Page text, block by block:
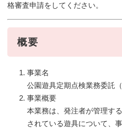
格審査申請をしてください。
概要
事業名
公園遊具定期点検業務委託（
事業概要
本業務は、発注者が管理す
されている遊具について、